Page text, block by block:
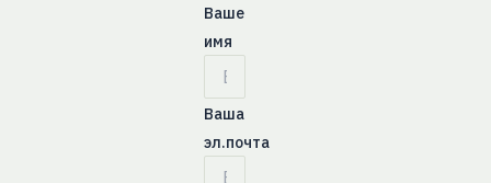
Ваше
имя
Ваша
эл.почта